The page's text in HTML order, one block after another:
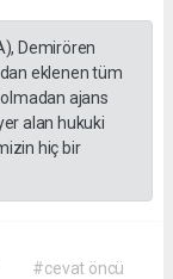
Demirören
eklenen tüm
ajans
alan hukuki
hiç bir
#cevat öncü